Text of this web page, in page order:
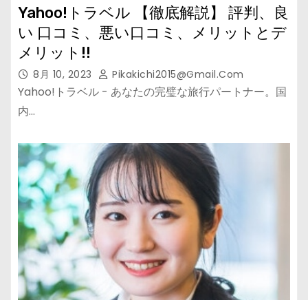
Yahoo!トラベル 【徹底解説】 評判、良
い 口コミ、悪い口コミ、メリットとデ
メリット!!
8月 10, 2023 Pikakichi2015@gmail.com
Yahoo!トラベル - あなたの完璧な旅行パートナー。国
内…